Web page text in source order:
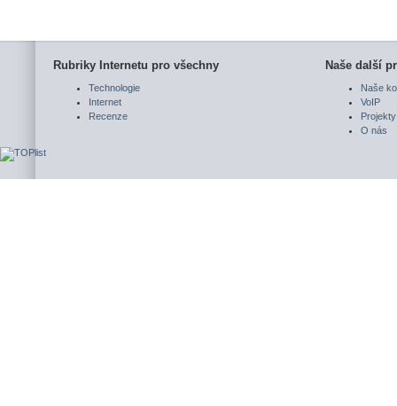
Rubriky Internetu pro všechny
Technologie
Internet
Recenze
Naše další
Naše
VoIP
Projekty
O nás